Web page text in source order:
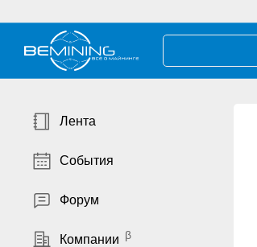
Лента
События
Форум
Компании